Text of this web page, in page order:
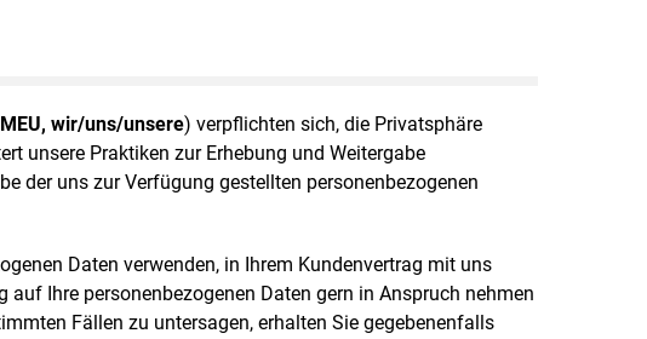
wir/uns/unsere) verpflichten sich, die Privatsphäre
unsere Praktiken zur Erhebung und Weitergabe
der uns zur Verfügung gestellten personenbezogenen
Daten verwenden, in Ihrem Kundenvertrag mit uns
Ihre personenbezogenen Daten gern in Anspruch nehmen
Fällen zu untersagen, erhalten Sie gegebenenfalls